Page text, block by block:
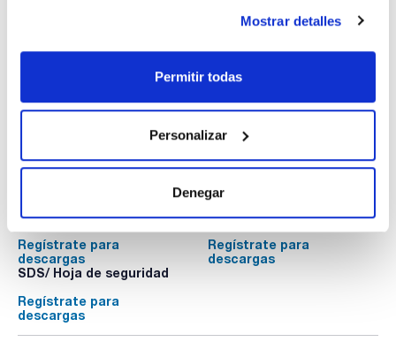
Mostrar detalles
Permitir todas
Personalizar
Denegar
TDS / Ficha técnica
Regístrate para
descargas
COA
Regístrate para
descargas
SDS/ Hoja de seguridad
Regístrate para
descargas